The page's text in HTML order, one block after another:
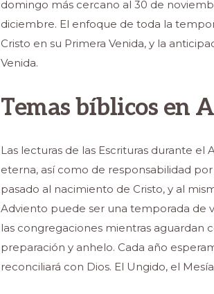
domingo más cercano al 30 de
diciembre. El enfoque de toda la
Cristo en su Primera Venida, y la
Venida.
Temas bíblicos en
Las lecturas de las Escrituras durante
eterna, así como de responsabilidad
pasado al nacimiento de Cristo, y al
Adviento puede ser una temporada de
las congregaciones mientras aguardan
preparación y anhelo. Cada año
reconciliará con Dios. El Ungido, el